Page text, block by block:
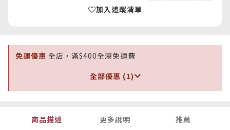
加入追蹤清單
免運優惠 全店，滿$400全港免運費
全部優惠 (1)
商品描述 更多說明 推薦